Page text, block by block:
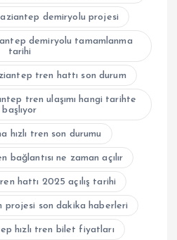
demiryolu projesi
demiryolu tamamlanma
tarihi
tren hattı son durum
tren ulaşımı hangi tarihte
başlıyor
hızlı tren son durumu
bağlantısı ne zaman açılır
hattı 2025 açılış tarihi
projesi son dakika haberleri
hızlı tren bilet fiyatları